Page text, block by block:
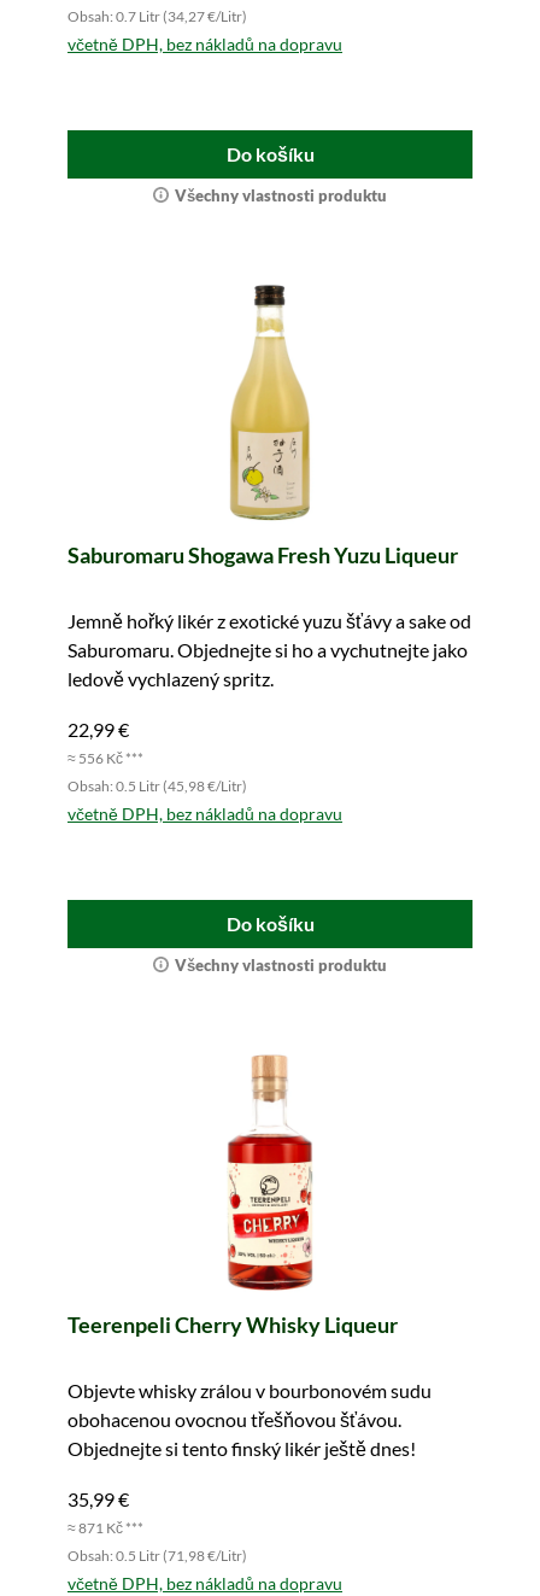
Obsah: 0.7 Litr (34,27 €/Litr)
včetně DPH, bez nákladů na dopravu
Do košíku
Všechny vlastnosti produktu
Saburomaru Shogawa Fresh Yuzu Liqueur
Jemně hořký likér z exotické yuzu šťávy a sake od
Saburomaru. Objednejte si ho a vychutnejte jako
ledově vychlazený spritz.
22,99 €
≈ 556 Kč ***
Obsah: 0.5 Litr (45,98 €/Litr)
včetně DPH, bez nákladů na dopravu
Do košíku
Všechny vlastnosti produktu
Teerenpeli Cherry Whisky Liqueur
Objevte whisky zrálou v bourbonovém sudu
obohacenou ovocnou třešňovou šťávou.
Objednejte si tento finský likér ještě dnes!
35,99 €
≈ 871 Kč ***
Obsah: 0.5 Litr (71,98 €/Litr)
včetně DPH, bez nákladů na dopravu